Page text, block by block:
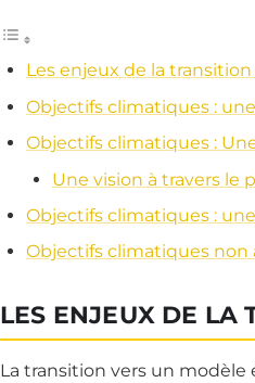
Les enjeux de la
Objectifs climatiques :
Objectifs climatiques :
Une vision à travers le
Objectifs climatiques :
Objectifs climatiques non
LES ENJEUX DE LA
La transition vers un